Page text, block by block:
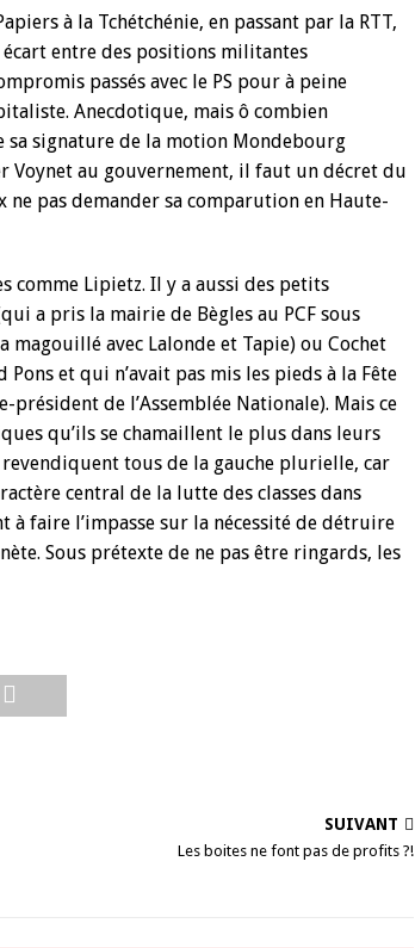
à la Tchétchénie, en passant par la RTT,
entre des positions militantes
passés avec le PS pour à peine
Anecdotique, mais ô combien
signature de la motion Mondebourg
Voynet au gouvernement, il faut un décret du
pas demander sa comparution en Haute-
comme Lipietz. Il y a aussi des petits
a pris la mairie de Bègles au PCF sous
magouillé avec Lalonde et Tapie) ou Cochet
et qui n’avait pas mis les pieds à la Fête
président de l’Assemblée Nationale). Mais ce
qu’ils se chamaillent le plus dans leurs
tous de la gauche plurielle, car
central de la lutte des classes dans
à faire l’impasse sur la nécessité de détruire
Sous prétexte de ne pas être ringards, les
SUIVANT
Les boites ne font pas de profits ?!